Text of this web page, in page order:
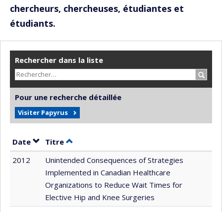
chercheurs, chercheuses, étudiantes et
étudiants.
Rechercher dans la liste
Pour une recherche détaillée
Visiter Papyrus
Date Trier par date en ordre décroissant
Titre Trier par titre en ordre décroissant
2012
Unintended Consequences of Strategies
Implemented in Canadian Healthcare
Organizations to Reduce Wait Times for
Elective Hip and Knee Surgeries